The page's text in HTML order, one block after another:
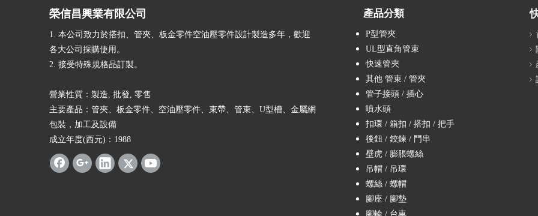
榮信昌興業有限公司
1. 本公司致力於搭扣、管夾、板金零件空油壓零件設計製造多年，歡迎
各大公司採購使用。
2. 接受特殊規格品訂製。
營業性質：製造, 批發, 零售
主要產品：管夾、板金零件、空油壓零件、束帶、管束、U型槽、金屬網
包裝，加工及設備
成立年度(西元)：1988
產品分類
P型管夾
UL型直角管束
快速管夾
其他 管束 / 管夾
管子接頭 / 插心
噴水頭
扣環 / 箱扣 / 搭扣 / 把手
後鈕 / 鉸鍊 / 門串
壁虎 / 膨脹螺絲
吊帽 / 吊環
螺絲 / 螺帽
腳座 / 腳墊
腳輪 / 台車